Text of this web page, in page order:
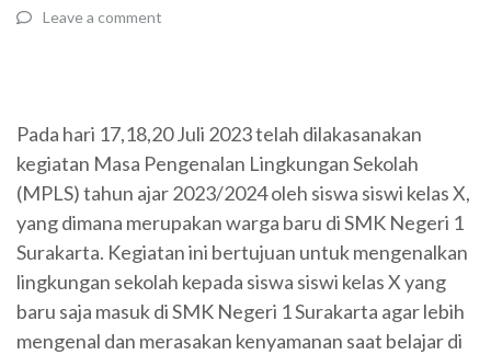
Leave a comment
Pada hari 17,18,20 Juli 2023 telah dilakasanakan
kegiatan Masa Pengenalan Lingkungan Sekolah
(MPLS) tahun ajar 2023/2024 oleh siswa siswi kelas X,
yang dimana merupakan warga baru di SMK Negeri 1
Surakarta. Kegiatan ini bertujuan untuk mengenalkan
lingkungan sekolah kepada siswa siswi kelas X yang
baru saja masuk di SMK Negeri 1 Surakarta agar lebih
mengenal dan merasakan kenyamanan saat belajar di